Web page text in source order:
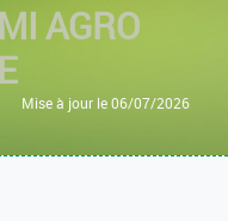
AGRO
Mise à jour le 06/07/2026